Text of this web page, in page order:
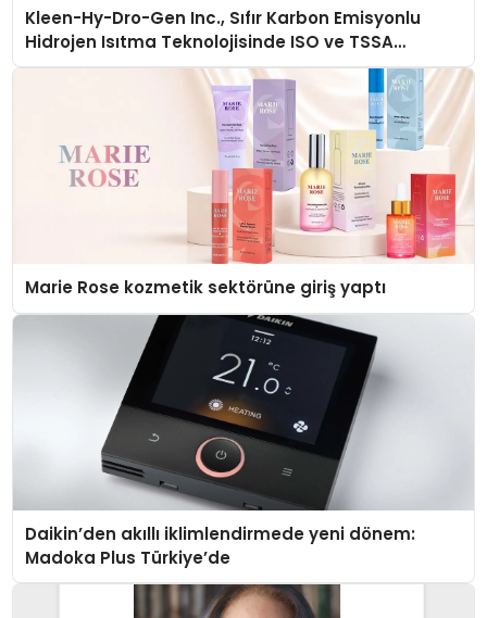
Kleen-Hy-Dro-Gen Inc., Sıfır Karbon Emisyonlu
Hidrojen Isıtma Teknolojisinde ISO ve TSSA
Düzenleyici Onaylarını Aldı
Marie Rose kozmetik sektörüne giriş yaptı
Daikin’den akıllı iklimlendirmede yeni dönem:
Madoka Plus Türkiye’de